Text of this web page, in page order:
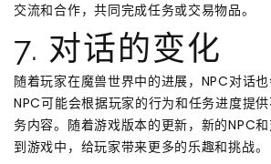
交流和合作，共同完成任务或交易物品。
7. 对话的变化
随着玩家在魔兽世界中的进展，NPC对话
NPC可能会根据玩家的行为和任务进度提
务内容。随着游戏版本的更新，新的NPC
到游戏中，给玩家带来更多的乐趣和挑战。